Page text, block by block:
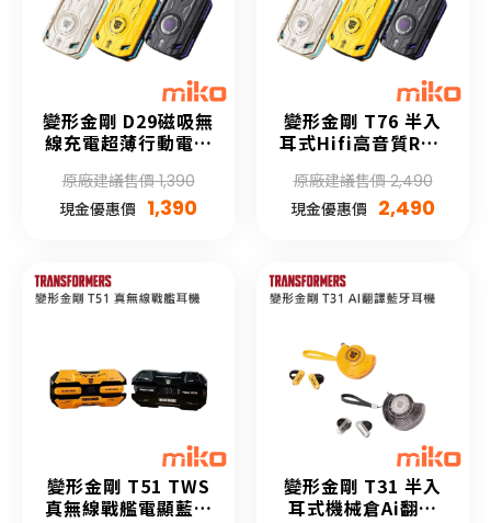
變形金剛 D29磁吸無
線充電超薄行動電源
原廠建議售價 1,390
現金優惠價 1,390
變形金剛 T76 半入
耳式Hifi高音質RGB
原廠建議售價 2,490
現金優惠價 2,490
變形金剛 T51 TWS
真無線戰艦電顯藍牙
變形金剛 T31 半入
耳式機械倉Ai翻譯